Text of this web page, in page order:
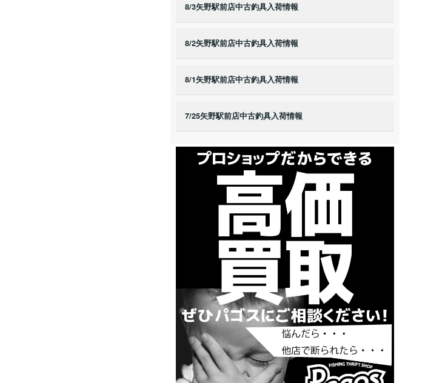
8/3矢野駅前店中古釣具入荷情報
8/2矢野駅前店中古釣具入荷情報
8/1矢野駅前店中古釣具入荷情報
7/25矢野駅前店中古釣具入荷情報